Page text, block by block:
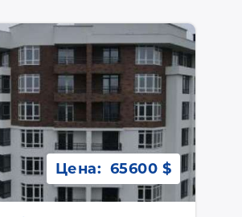
Цена: 65600 $